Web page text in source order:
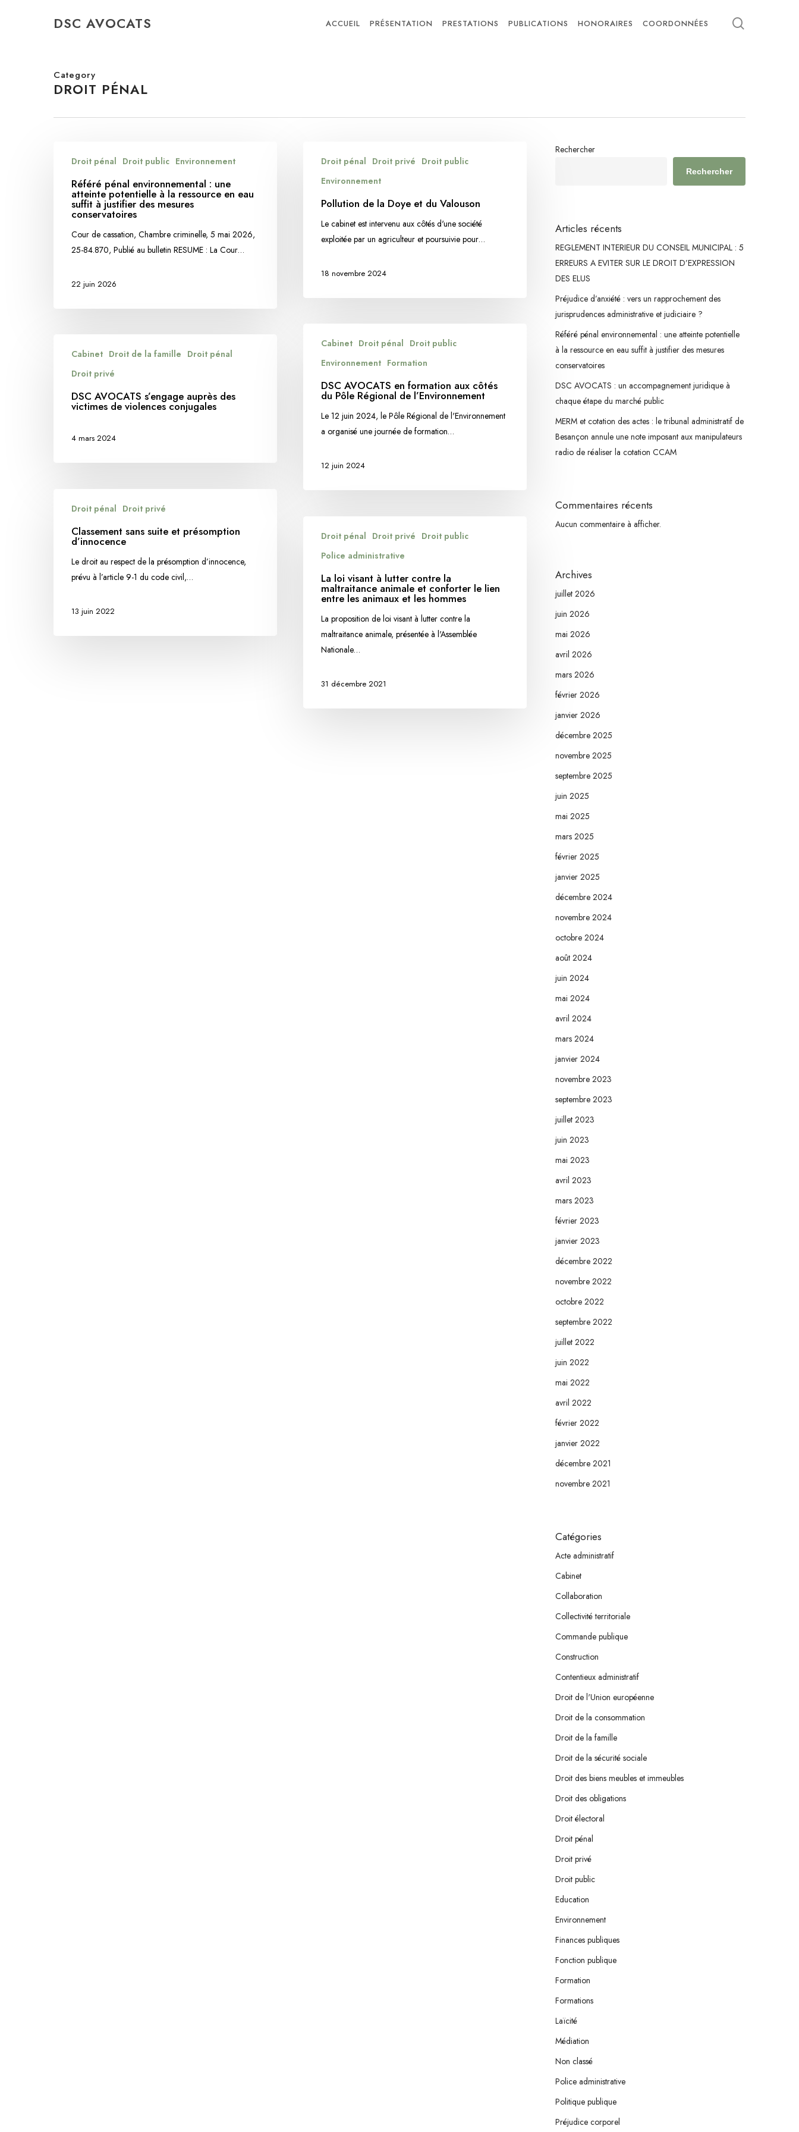
Hit enter to search or ESC to close
DSC AVOCATS ACCUEIL PRÉSENTATION PRESTATIONS PUBLICATIONS HONORAIRES COORDONNÉES
Category
DROIT PÉNAL
environnemental
ressource
mesures
conservatoires
Droit pénal Droit public Environnement
Référé pénal environnemental : une
atteinte potentielle à la ressource en eau
suffit à justifier des mesures
conservatoires
Cour de cassation, Chambre criminelle, 5 mai 2026,
25-84.870, Publié au bulletin RESUME : La Cour…
22 juin 2026
Valouson
Droit pénal Droit privé Droit public
Environnement
Pollution de la Doye et du Valouson
Le cabinet est intervenu aux côtés d'une société
exploitée par un agriculteur et poursuivie pour…
18 novembre 2024
AVOCATS
Cabinet Droit pénal Droit public
Environnement Formation
DSC AVOCATS en formation aux côtés
du Pôle Régional de l’Environnement
Le 12 juin 2024, le Pôle Régional de l'Environnement
a organisé une journée de formation…
12 juin 2024
AVOCATS
s’engage
conjugales
Cabinet Droit de la famille Droit pénal
Droit privé
DSC AVOCATS s’engage auprès des
victimes de violences conjugales
4 mars 2024
présomption
d’innocence
Droit pénal Droit privé
Classement sans suite et présomption
d’innocence
Le droit au respect de la présomption d’innocence,
prévu à l’article 9-1 du code civil,…
13 juin 2022
contre
maltraitance
animale
conforter
Droit pénal Droit privé Droit public
Police administrative
La loi visant à lutter contre la
maltraitance animale et conforter le lien
entre les animaux et les hommes
La proposition de loi visant à lutter contre la
maltraitance animale, présentée à l'Assemblée
Nationale…
31 décembre 2021
Rechercher
Rechercher
Articles récents
REGLEMENT INTERIEUR DU CONSEIL MUNICIPAL : 5
ERREURS A EVITER SUR LE DROIT D’EXPRESSION
DES ELUS
Préjudice d’anxiété : vers un rapprochement des
jurisprudences administrative et judiciaire ?
Référé pénal environnemental : une atteinte potentielle
à la ressource en eau suffit à justifier des mesures
conservatoires
DSC AVOCATS : un accompagnement juridique à
chaque étape du marché public
MERM et cotation des actes : le tribunal administratif de
Besançon annule une note imposant aux manipulateurs
radio de réaliser la cotation CCAM
Commentaires récents
Aucun commentaire à afficher.
Archives
juillet 2026
juin 2026
mai 2026
avril 2026
mars 2026
février 2026
janvier 2026
décembre 2025
novembre 2025
septembre 2025
juin 2025
mai 2025
mars 2025
février 2025
janvier 2025
décembre 2024
novembre 2024
octobre 2024
août 2024
juin 2024
mai 2024
avril 2024
mars 2024
janvier 2024
novembre 2023
septembre 2023
juillet 2023
juin 2023
mai 2023
avril 2023
mars 2023
février 2023
janvier 2023
décembre 2022
novembre 2022
octobre 2022
septembre 2022
juillet 2022
juin 2022
mai 2022
avril 2022
février 2022
janvier 2022
décembre 2021
novembre 2021
Catégories
Acte administratif
Cabinet
Collaboration
Collectivité territoriale
Commande publique
Construction
Contentieux administratif
Droit de l'Union européenne
Droit de la consommation
Droit de la famille
Droit de la sécurité sociale
Droit des biens meubles et immeubles
Droit des obligations
Droit électoral
Droit pénal
Droit privé
Droit public
Education
Environnement
Finances publiques
Fonction publique
Formation
Formations
Laïcité
Médiation
Non classé
Police administrative
Politique publique
Préjudice corporel